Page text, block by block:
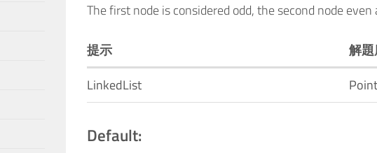
The first node is considered odd, the second node
提示
解
LinkedList
Default: